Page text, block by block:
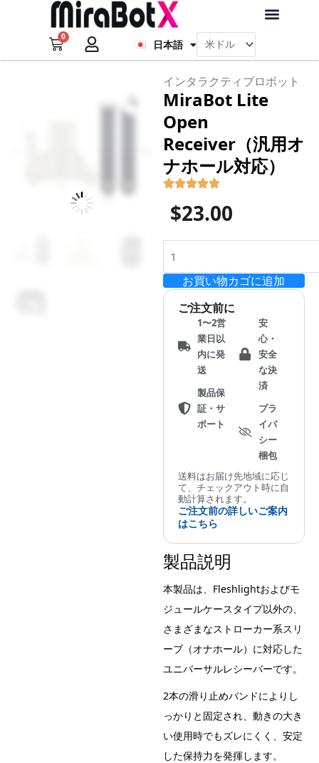
ス
0
Cart 日本語
Français
Deutsch
Zoom
インタラクティブロボット
MiraBot Lite
Open
Receiver（汎用オ
ナホール対応）
$23.00
Lite
Open
Receiver（汎
お買い物カゴに追加
ご注文前に
1〜2営
業日以
内に発
送
製品保
証・サ
ポート
安
心・
安全
な決
済
プラ
イバ
シー
梱包
送料はお届け先地域に応じ
て、チェックアウト時に自
動計算されます。
ご注文前の詳しいご案内
はこちら
製品説明
本製品は、Fleshlightおよびモ
ジュールケースタイプ以外の、
さまざまなストローカー系スリ
ーブ（オナホール）に対応した
ユニバーサルレシーバーです。
2本の滑り止めバンドによりし
っかりと固定され、動きの大き
い使用時でもズレにくく、安定
した保持力を発揮します。